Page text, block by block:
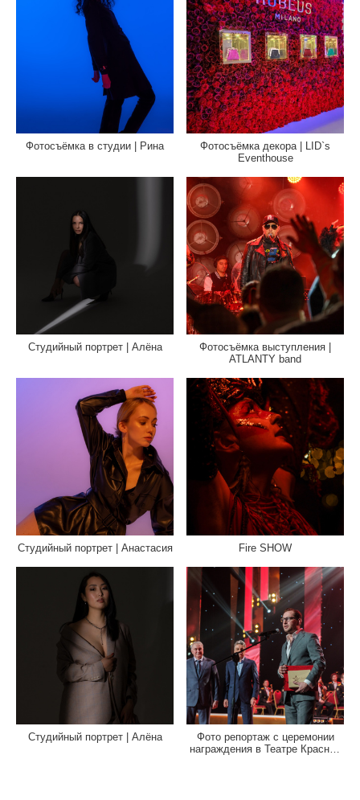
Фотосъёмка в студии | Рина
Фотосъёмка декора | LID`s
Eventhouse
Студийный портрет | Алёна
Фотосъёмка выступления |
ATLANTY band
Студийный портрет | Анастасия Fire SHOW
Студийный портрет | Алёна
Фото репортаж с церемонии
награждения в Театре Красной